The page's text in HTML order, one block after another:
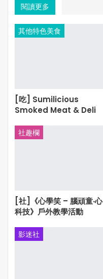
閱讀更多
其他特色美食
[吃] Sumilicious
Smoked Meat & Deli
社趣欄
[社]《心學笑 – 腦頑童‧心
科技》戶外教學活動
影迷社